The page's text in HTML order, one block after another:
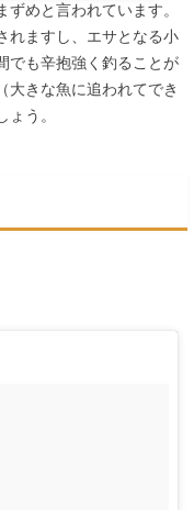
めと言われています。
れますし、エサとなる小
でも辛抱強く釣ることが
大きな魚に追われてでき
う。